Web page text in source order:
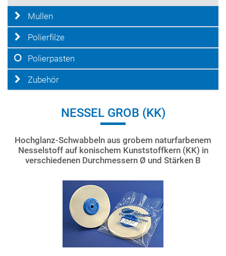
Mullen
Polierfilze
Polierpasten
Zubehör
NESSEL GROB (KK)
Hochglanz-Schwabbeln aus grobem naturfarbenem
Nesselstoff auf konischem Kunststoffkern (KK) in
verschiedenen Durchmessern Ø und Stärken B